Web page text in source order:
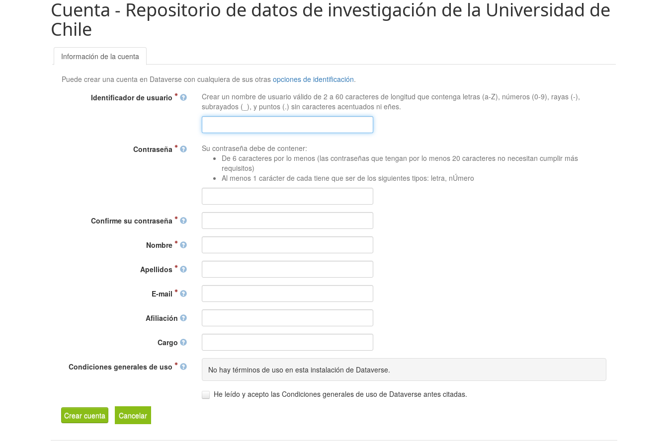
Cuenta - Repositorio de datos de investigación de la Universidad de
Chile
Información de la cuenta
Puede crear una cuenta en Dataverse con cualquiera de sus otrasopciones de identificación.
Identificador de usuario
Crear un nombre de usuario válido de 2 a 60 caracteres de longitud que contenga letras (a-Z), números (0-9), rayas (-),
subrayados (_), y puntos (.) sin caracteres acentuados ni eñes.
Contraseña
Su contraseña debe de contener:
De 6 caracteres por lo menos (las contraseñas que tengan por lo menos 20 caracteres no necesitan cumplir más
requisitos)
Al menos 1 carácter de cada tiene que ser de los siguientes tipos: letra, nÚmero
Confirme su contraseña
Nombre
Apellidos
E-mail
Afiliación
Cargo
Condiciones generales de uso No hay términos de uso en esta instalación de Dataverse.
He leído y acepto las Condiciones generales de uso de Dataverse antes citadas.
Crear cuenta Cancelar